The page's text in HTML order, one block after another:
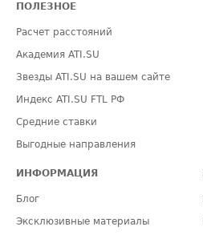
ПОЛЕЗНОЕ
Расчет расстояний
Академия ATI.SU
Звезды ATI.SU на вашем сайте
Индекс ATI.SU FTL РФ
Средние ставки
Выгодные направления
ИНФОРМАЦИЯ
Блог
Эксклюзивные материалы